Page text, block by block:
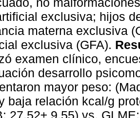
exclusiva; hijos
materna exclusiva
exclusiva (GFA).
examen clínico,
desarrollo
mayor peso:
baja relación kcal/g
27,52± 9,55) vs.